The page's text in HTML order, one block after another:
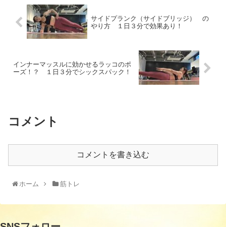
サイドプランク（サイドブリッジ） の
やり方 １日３分で効果あり！
インナーマッスルに効かせるラッコのポ
ーズ！？ １日３分でシックスパック！
コメント
コメントを書き込む
ホーム 筋トレ